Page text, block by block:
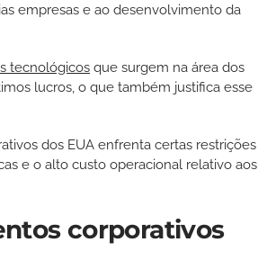
empresas e ao desenvolvimento da
tecnológicos que surgem na área dos
lucros, o que também justifica esse
dos EUA enfrenta certas restrições
e o alto custo operacional relativo aos
corporativos